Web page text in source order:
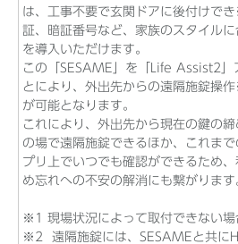
は、工事不要で玄関ドアに後付けで
証、暗証番号など、家族のスタイル
を導入いただけます。
この「SESAME」を「Life Assist2」
とにより、外出先からの遠隔施錠操
が可能となります。
これにより、外出先から現在の鍵の
の場で遠隔施錠できるほか、これま
プリ上でいつでも確認ができるため
め忘れへの不安の解消にも繋がります
※1 現場状況によって取付できない場
※2 遠隔施錠には、SESAMEと共に